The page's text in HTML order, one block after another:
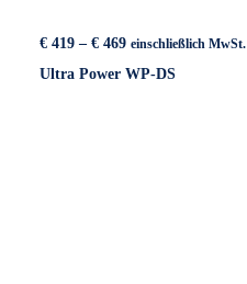
€ 419 – € 469Preisspanne:
bis
einschließlich MwSt.
Ultra Power WP-DS